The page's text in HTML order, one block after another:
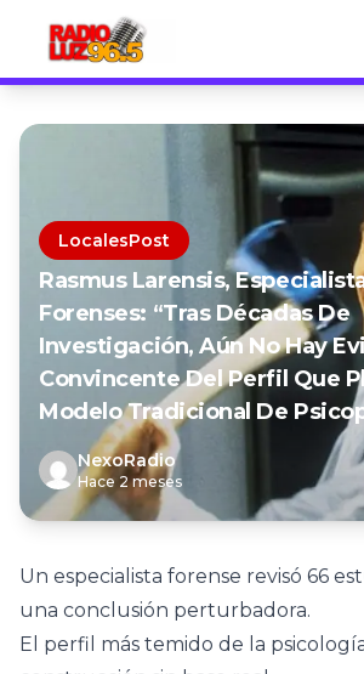
LocalesPost
Rasmus Larensis,
Forenses: “Tras Décadas De
Investigación, Aún No Hay
Convincente Del Perfil Que
Modelo Tradicional De
NexoRadio
Hace 2 meses
Un especialista forense revisó 66
una conclusión perturbadora.
El perfil más temido de la